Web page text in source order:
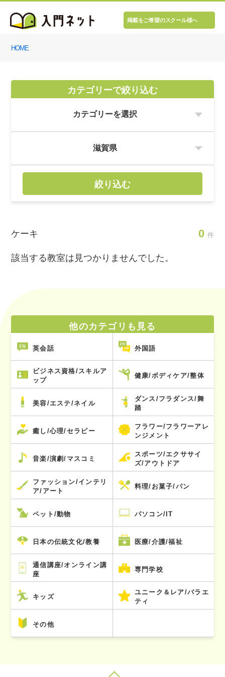
掲載をご希望のスクール様へ
HOME
カテゴリーで絞り込む
絞り込む
ケーキ 0 件
該当する教室は見つかりませんでした。
他のカテゴリも見る
英会話 外国語
ビジネス資格/スキルア
ップ
健康/ボディケア/整体
美容/エステ/ネイル
ダンス/フラダンス/舞
踏
癒し/心理/セラピー
フラワー/フラワーアレ
ンジメント
音楽/演劇/マスコミ
スポーツ/エクササイ
ズ/アウトドア
ファッション/インテリ
ア/アート
料理/お菓子/パン
ペット/動物 パソコン/IT
日本の伝統文化/教養 医療/介護/福祉
通信講座/オンライン講
座
専門学校
キッズ
ユニーク＆レア/バラエ
ティ
その他